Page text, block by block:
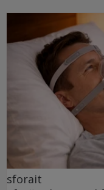
sforait